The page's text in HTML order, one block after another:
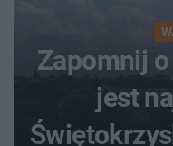
Zapomnij
jest